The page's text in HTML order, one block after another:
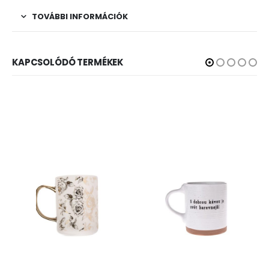
TOVÁBBI INFORMÁCIÓK
KAPCSOLÓDÓ TERMÉKEK